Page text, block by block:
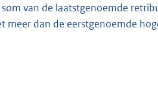
van de laatstgenoemde
meer dan de eerstgenoemde